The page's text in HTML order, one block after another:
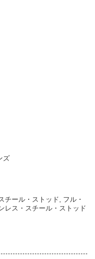
ズ
チール・ストッド, フル・
レス・スチール・ストッド